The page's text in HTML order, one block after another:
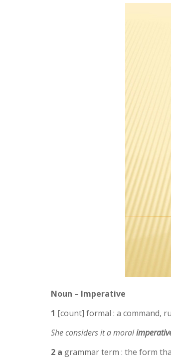
Noun – Imperative
1 [count] formal : a command,
She considers it a moral
2 a grammar term : the form